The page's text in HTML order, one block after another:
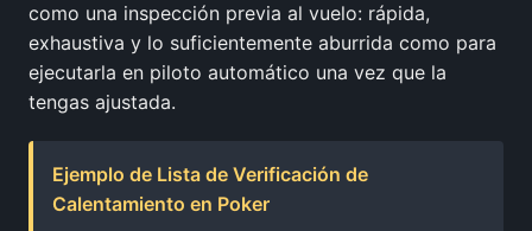
como una inspección previa al vuelo: rápida,
exhaustiva y lo suficientemente aburrida como para
ejecutarla en piloto automático una vez que la
tengas ajustada.
Ejemplo de Lista de Verificación de
Calentamiento en Poker